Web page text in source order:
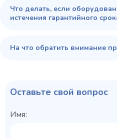
Что делать, если
истечения гарантийного
На что обратить внимание
Оставьте свой вопрос
Имя: